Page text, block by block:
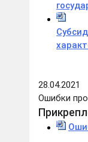
28.04.2021
Ошибки